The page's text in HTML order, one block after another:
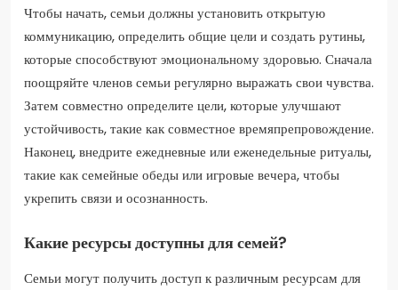
Чтобы начать, семьи должны установить открытую
коммуникацию, определить общие цели и создать рутины,
которые способствуют эмоциональному здоровью. Сначала
поощряйте членов семьи регулярно выражать свои чувства.
Затем совместно определите цели, которые улучшают
устойчивость, такие как совместное времяпрепровождение.
Наконец, внедрите ежедневные или еженедельные ритуалы,
такие как семейные обеды или игровые вечера, чтобы
укрепить связи и осознанность.
Какие ресурсы доступны для семей?
Семьи могут получить доступ к различным ресурсам для